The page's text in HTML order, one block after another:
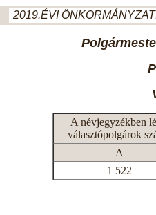
2019.ÉVI
A névjegyzékben
választópolgárok
A
1 522